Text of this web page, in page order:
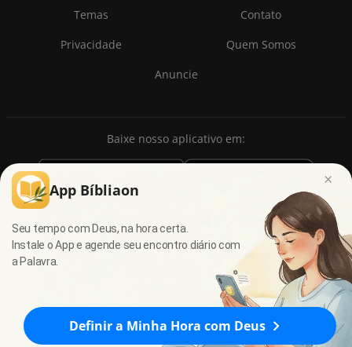
Temas
Contato
Privacidade
Quem Somos
Anuncie
Baixe nosso aplicativo em:
×
App Bíbliaon
Seu tempo com Deus, na hora certa.
Instale o App e agende seu encontro diário com
a Palavra.
Definir a Minha Hora com Deus